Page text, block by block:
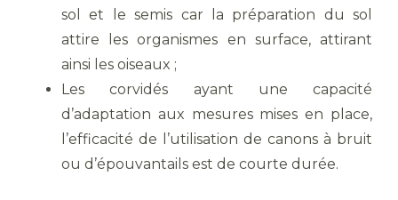
sol et le semis car la préparation du sol
attire les organismes en surface, attirant
ainsi les oiseaux ;
Les corvidés ayant une capacité
d’adaptation aux mesures mises en place,
l’efficacité de l’utilisation de canons à bruit
ou d’épouvantails est de courte durée.